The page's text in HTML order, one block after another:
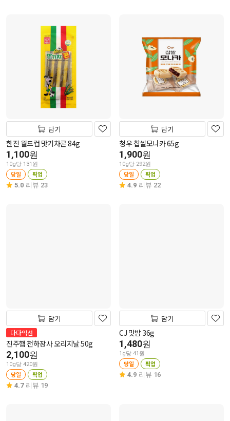
담기
한진 월드컵 맛기차콘 84g
1,100원
10g당 131원
당일 픽업
5.0 리뷰 23
담기
청우 찹쌀모나카 65g
1,900원
10g당 292원
당일 픽업
4.9 리뷰 22
담기
다다익선
진주햄 천하장사 오리지날 50g
2,100원
10g당 420원
당일 픽업
4.7 리뷰 19
담기
CJ 맛밤 36g
1,480원
1g당 41원
당일 픽업
4.9 리뷰 16